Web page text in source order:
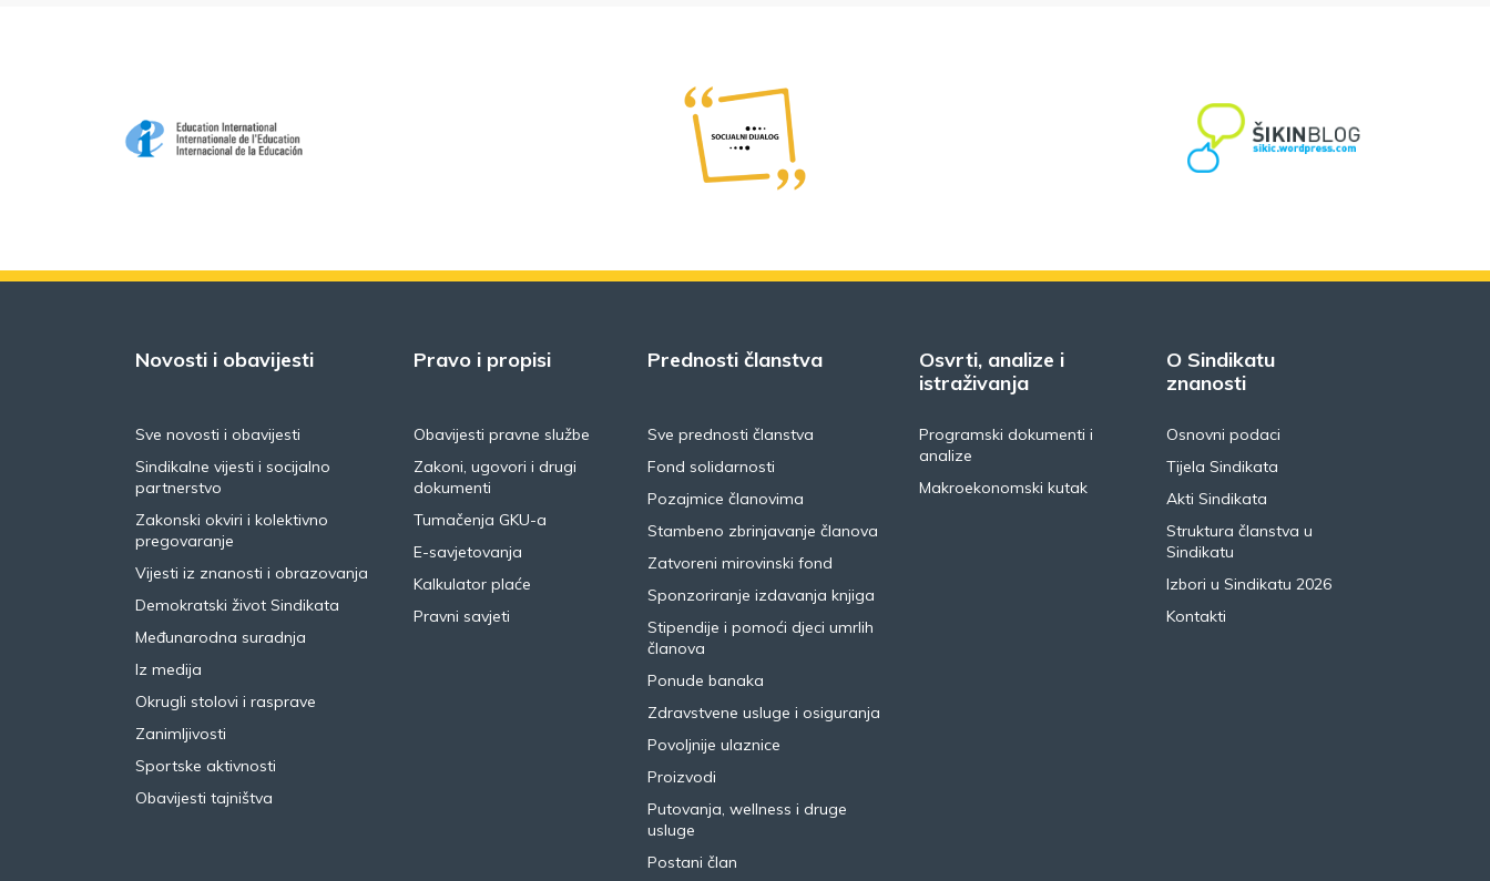
Novosti i obavijesti
Sve novosti i obavijesti
Sindikalne vijesti i socijalno
partnerstvo
Zakonski okviri i kolektivno
pregovaranje
Vijesti iz znanosti i obrazovanja
Demokratski život Sindikata
Međunarodna suradnja
Iz medija
Okrugli stolovi i rasprave
Zanimljivosti
Sportske aktivnosti
Obavijesti tajništva
Pravo i propisi
Obavijesti pravne službe
Zakoni, ugovori i drugi
dokumenti
Tumačenja GKU-a
E-savjetovanja
Kalkulator plaće
Pravni savjeti
Prednosti članstva
Sve prednosti članstva
Fond solidarnosti
Pozajmice članovima
Stambeno zbrinjavanje članova
Zatvoreni mirovinski fond
Sponzoriranje izdavanja knjiga
Stipendije i pomoći djeci umrlih
članova
Ponude banaka
Zdravstvene usluge i osiguranja
Povoljnije ulaznice
Proizvodi
Putovanja, wellness i druge
usluge
Postani član
Osvrti, analize i
istraživanja
Programski dokumenti i
analize
Makroekonomski kutak
O Sindikatu
znanosti
Osnovni podaci
Tijela Sindikata
Akti Sindikata
Struktura članstva u
Sindikatu
Izbori u Sindikatu 2026
Kontakti